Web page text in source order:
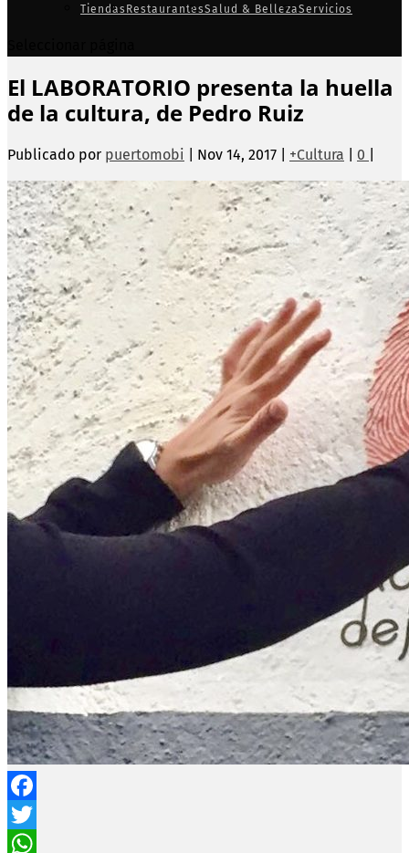
Tiendas RestaurantesSalud & BellezaServicios
El LABORATORIO presenta la huella
de la cultura, de Pedro Ruiz
Publicado por puertomobi Nov 14, 2017 +Cultura 0
Facebook
Twitter